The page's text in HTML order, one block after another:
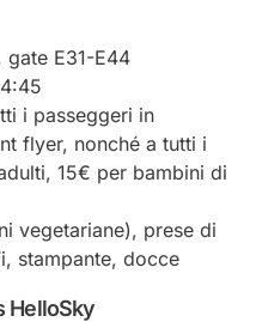
gate E31-E44
i passeggeri in
flyer, nonché a tutti i
15€ per bambini di
vegetariane), prese di
stampante, docce
HelloSky